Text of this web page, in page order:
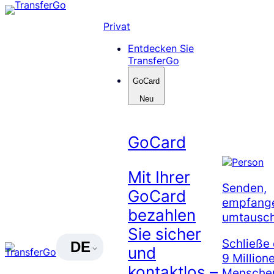
Skip
DE
Privat
Entdecken Sie
TransferGo
GoCard
Neu
GoCard
Mit Ihrer
GoCard
bezahlen
Sie sicher
und
Senden,
Schließe
9